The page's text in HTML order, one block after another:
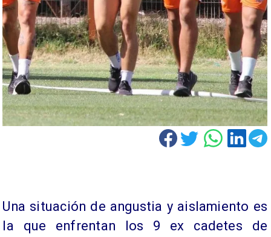
Una situación de angustia y aislamiento es
la que enfrentan los 9 ex cadetes de